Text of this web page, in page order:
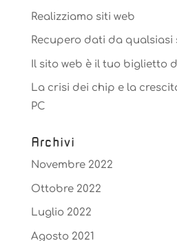
Realizziamo siti web
Recupero dati da
Il sito web è il tuo biglietto
La crisi dei chip e la
PC
Archivi
Novembre 2022
Ottobre 2022
Luglio 2022
Agosto 2021